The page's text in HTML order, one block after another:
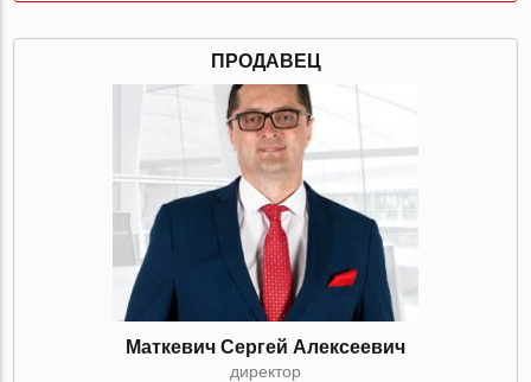
ПРОДАВЕЦ
Маткевич Сергей Алексеевич
директор